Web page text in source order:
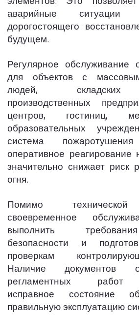
аварийные
дорогостоящего
будущем.
Регулярное обслуживание
для объектов с
людей, складских
производственных
центров, гостиниц,
образовательных
система пожаротушения
оперативное реагирование
значительно снижает риск
огня.
Помимо технической
своевременное
выполнить
безопасности и
проверкам
Наличие документов
регламентных работ
исправное состояние
правильную эксплуатацию